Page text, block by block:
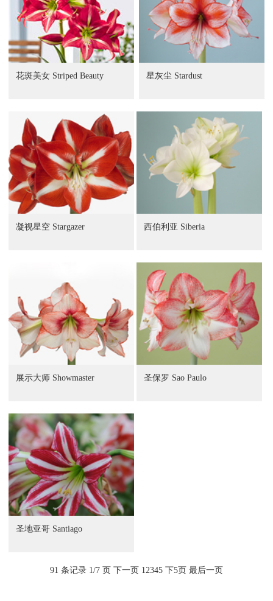
花斑美女 Striped Beauty 星灰尘 Stardust
凝视星空 Stargazer 西伯利亚 Siberia
展示大师 Showmaster 圣保罗 Sao Paulo
圣地亚哥 Santiago
91 条记录 1/7 页 下一页 12345 下5页 最后一页